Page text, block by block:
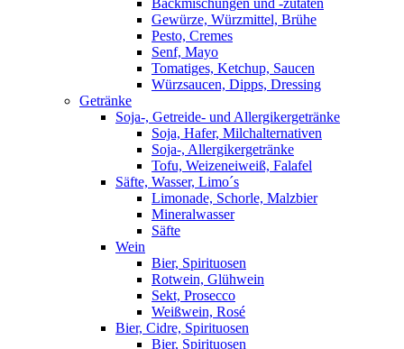
Backmischungen und -zutaten
Gewürze, Würzmittel, Brühe
Pesto, Cremes
Senf, Mayo
Tomatiges, Ketchup, Saucen
Würzsaucen, Dipps, Dressing
Getränke
Soja-, Getreide- und Allergikergetränke
Soja, Hafer, Milchalternativen
Soja-, Allergikergetränke
Tofu, Weizeneiweiß, Falafel
Säfte, Wasser, Limo´s
Limonade, Schorle, Malzbier
Mineralwasser
Säfte
Wein
Bier, Spirituosen
Rotwein, Glühwein
Sekt, Prosecco
Weißwein, Rosé
Bier, Cidre, Spirituosen
Bier, Spirituosen